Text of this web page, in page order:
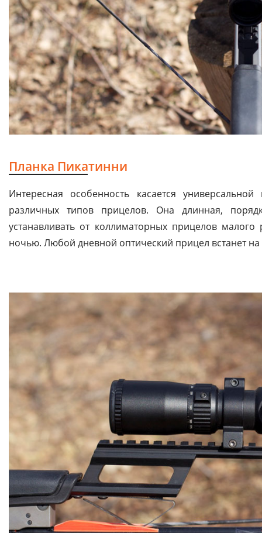
Планка Пикатинни
Интересная особенность касается
различных типов прицелов. Она длинная,
устанавливать от коллиматорных прицелов
ночью. Любой дневной оптический прицел встанет